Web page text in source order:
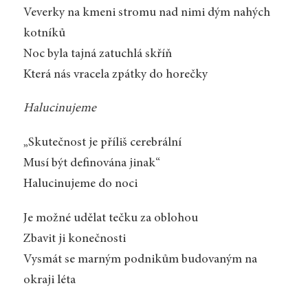
Veverky na kmeni stromu nad nimi dým nahých
kotníků
Noc byla tajná zatuchlá skříň
Která nás vracela zpátky do horečky
Halucinujeme
„Skutečnost je příliš cerebrální
Musí být definována jinak“
Halucinujeme do noci
Je možné udělat tečku za oblohou
Zbavit ji konečnosti
Vysmát se marným podnikům budovaným na
okraji léta